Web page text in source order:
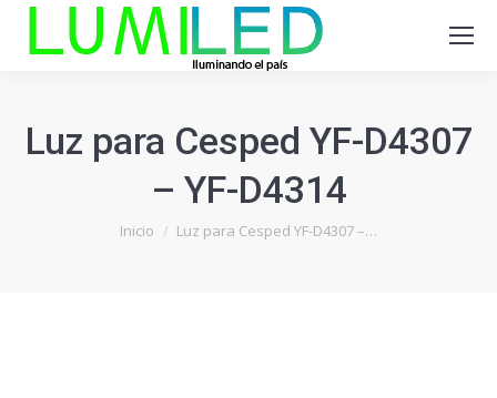
Luz para Cesped YF-D4307
– YF-D4314
Estás aquí:
Inicio Luz para Cesped YF-D4307 –…